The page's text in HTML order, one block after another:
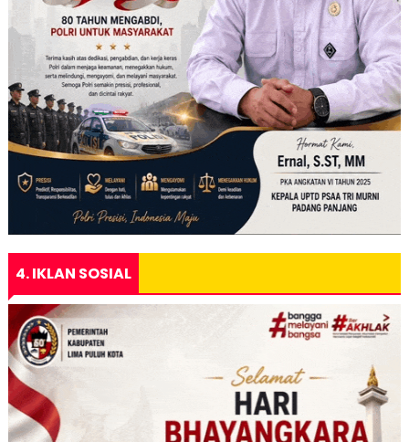
4. IKLAN SOSIAL